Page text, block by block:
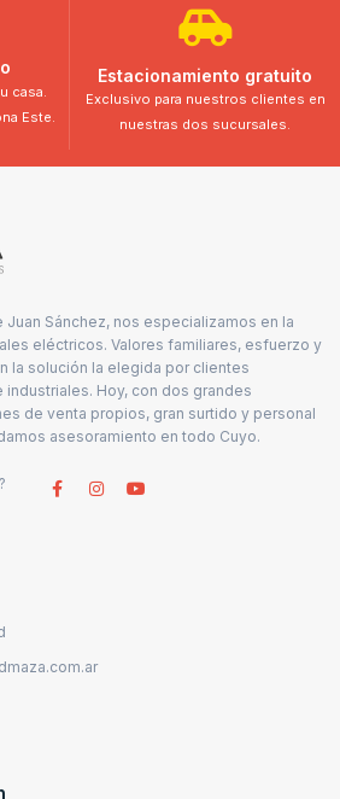
casa.
Este.
Estacionamiento gratuito
Exclusivo para nuestros clientes en
nuestras dos sucursales.
Juan Sánchez, nos especializamos en la
eléctricos. Valores familiares, esfuerzo y
la solución la elegida por clientes
Hoy, con dos grandes
de venta propios, gran surtido y personal
asesoramiento en todo Cuyo.